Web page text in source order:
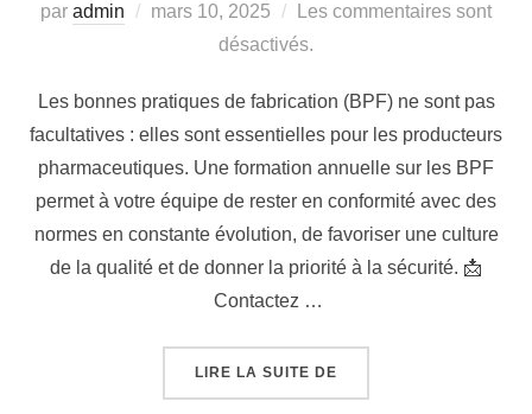
par admin mars 10, 2025
Les commentaires sont
désactivés.
Les bonnes pratiques de fabrication (BPF) ne sont pas
facultatives : elles sont essentielles pour les producteurs
pharmaceutiques. Une formation annuelle sur les BPF
permet à votre équipe de rester en conformité avec des
normes en constante évolution, de favoriser une culture
de la qualité et de donner la priorité à la sécurité. 📩
Contactez …
LIRE LA SUITE DE